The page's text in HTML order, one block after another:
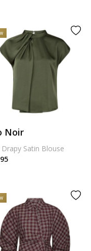
Noir
Drapy Satin Blouse